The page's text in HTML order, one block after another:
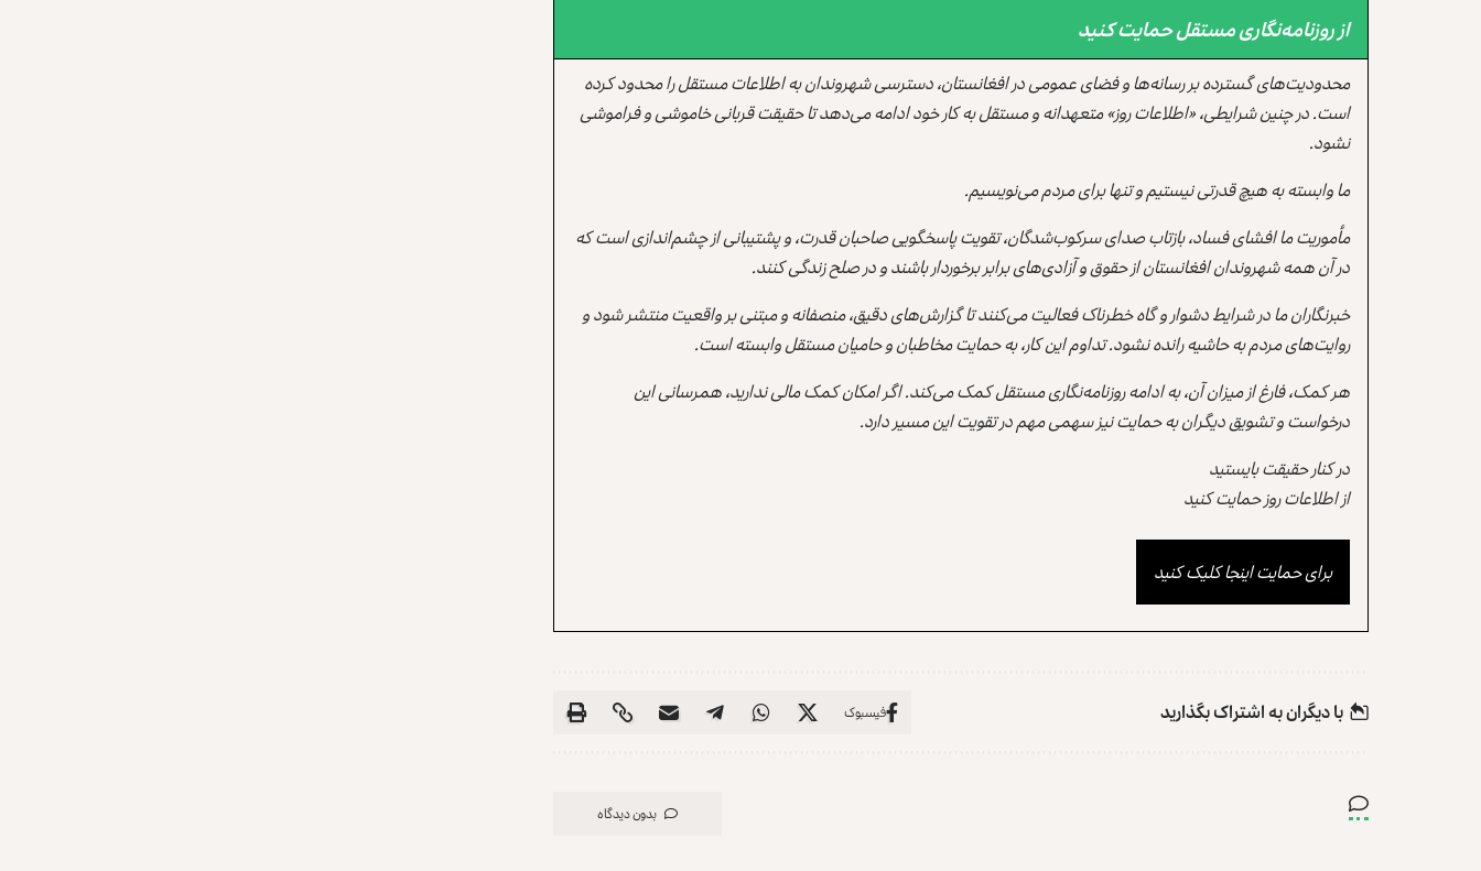
از روزنامه‌نگاری مستقل حمایت کنید
محدودیت‌های گسترده بر رسانه‌ها و فضای عمومی در افغانستان، دسترسی شهروندان به اطلاعات مستقل را محدود کرده
است. در چنین شرایطی، «اطلاعات روز» متعهدانه و مستقل به کار خود ادامه می‌دهد تا حقیقت قربانی خاموشی و فراموشی
نشود.
ما وابسته به هیچ قدرتی نیستیم و تنها برای مردم می‌نویسیم.
مأموریت ما افشای فساد، بازتاب صدای سرکوب‌شدگان، تقویت پاسخگویی صاحبان قدرت، و پشتیبانی از چشم‌اندازی است که
در آن همه شهروندان افغانستان از حقوق و آزادی‌های برابر برخوردار باشند و در صلح زندگی کنند.
خبرنگاران ما در شرایط دشوار و گاه خطرناک فعالیت می‌کنند تا گزارش‌های دقیق، منصفانه و مبتنی بر واقعیت منتشر شود و
روایت‌های مردم به حاشیه رانده نشود. تداوم این کار، به حمایت مخاطبان و حامیان مستقل وابسته است.
هر کمک، فارغ از میزان آن، به ادامه روزنامه‌نگاری مستقل کمک می‌کند. اگر امکان کمک مالی ندارید، همرسانی این
درخواست و تشویق دیگران به حمایت نیز سهمی مهم در تقویت این مسیر دارد.
در کنار حقیقت بایستید
از اطلاعات روز حمایت کنید
برای حمایت اینجا کلیک کنید
با دیگران به‌‌ اشتراک بگذارید فیسبوک
بدون دیدگاه